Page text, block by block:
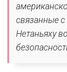
связанные
Нетаньяху